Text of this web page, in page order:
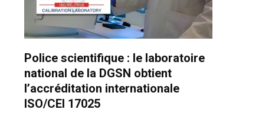
Police scientifique : le laboratoire
national de la DGSN obtient
l’accréditation internationale
ISO/CEI 17025